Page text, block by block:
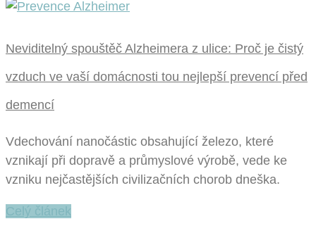
Neviditelný spouštěč Alzheimera z ulice: Proč je čistý
vzduch ve vaší domácnosti tou nejlepší prevencí před
demencí
Vdechování nanočástic obsahující železo, které
vznikají při dopravě a průmyslové výrobě, vede ke
vzniku nejčastějších civilizačních chorob dneška.
Celý článek